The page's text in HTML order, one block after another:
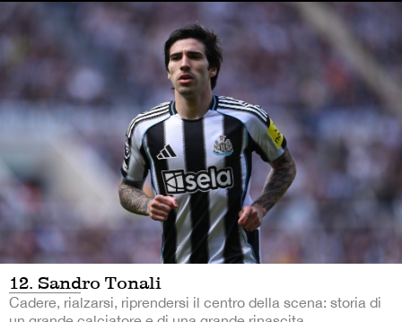
12. Sandro Tonali
Cadere, rialzarsi, riprendersi il centro della scena: storia di